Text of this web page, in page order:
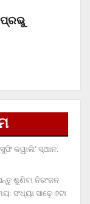
କୱାଲି’ ସ୍ଥାନ:
ଶୁଣିବା ନିରଂଜନ
ସଂଧ୍ୟା ସାଢ଼େ ୬ଟା